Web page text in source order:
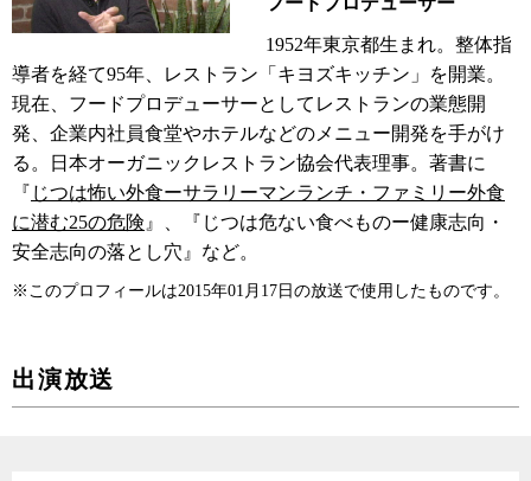
1952年東京都生まれ。整体指
導者を経て95年、レストラン「キヨズキッチン」を開業。
現在、フードプロデューサーとしてレストランの業態開
発、企業内社員食堂やホテルなどのメニュー開発を手がけ
る。日本オーガニックレストラン協会代表理事。著書に
『 じつは怖い外食ーサラリーマンランチ・ファミリー外食
に潜む25の危険 』、『じつは危ない食べものー健康志向・
安全志向の落とし穴』など。
※このプロフィールは2015年01月17日の放送で使用したものです。
出演放送